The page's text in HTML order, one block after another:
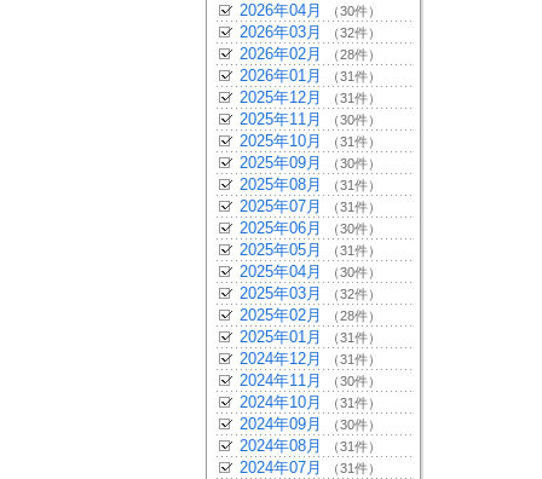
2026年04月 （30件）
2026年03月 （32件）
2026年02月 （28件）
2026年01月 （31件）
2025年12月 （31件）
2025年11月 （30件）
2025年10月 （31件）
2025年09月 （30件）
2025年08月 （31件）
2025年07月 （31件）
2025年06月 （30件）
2025年05月 （31件）
2025年04月 （30件）
2025年03月 （32件）
2025年02月 （28件）
2025年01月 （31件）
2024年12月 （31件）
2024年11月 （30件）
2024年10月 （31件）
2024年09月 （30件）
2024年08月 （31件）
2024年07月 （31件）